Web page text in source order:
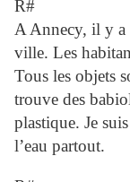
R#
A Annecy, il y a
ville. Les
Tous les objets
trouve des
plastique. Je
l’eau partout.